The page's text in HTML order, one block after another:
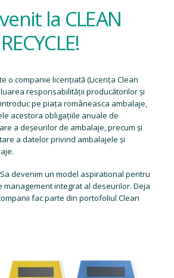
la CLEAN
RECYCLE!
o companie licențiată (Licența Clean
responsabilității producătorilor și
pe piața româneasca ambalaje,
acestora obligațiile anuale de
a deșeurilor de ambalaje, precum și
a datelor privind ambalajele și
devenim un model aspirational pentru
management integrat al deseurilor. Deja
fac parte din portofoliul Clean